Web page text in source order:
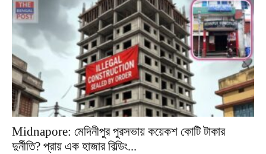
Midnapore: মেদিনীপুর পুরসভায় কয়েকশ কোটি টাকার
দুর্নীতি? প্রায় এক হাজার বিল্ডিং...